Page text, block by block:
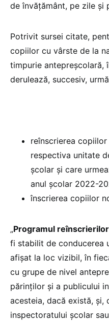
de învățământ, pe zile și
Potrivit sursei citate,
copiilor cu vârste de la
timpurie antepreșcolară,
derulează, succesiv,
reînscrierea
respectiva unitate
școlar și care
anul școlar 2022-
înscrierea copiilor
„Programul reînscrierilor
fi stabilit de conducerea
afișat la loc vizibil, în
cu grupe de nivel
părinților și a publicului
acesteia, dacă există, și,
inspectoratului școlar